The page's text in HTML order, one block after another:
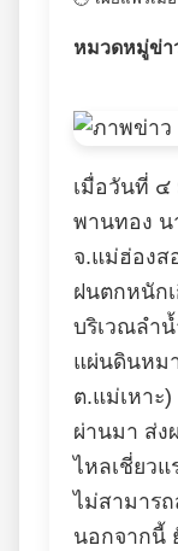
หมวดหมู่ข่า
เมื่อวันที่
พานทอง น
จ.แม่ฮ่องส
ฝนตกหนัก
บริเวณลำ
แผ่นดินหม
ต.แม่เหาะ
ผ่านมา ส่
ไหลเชี่ยว
ไม่สามาร
นอกจากนี้